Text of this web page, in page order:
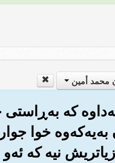
محمد أمين
که به‌ڕاستی
خوا
نیه که